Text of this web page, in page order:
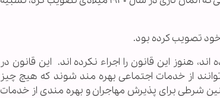
خود تصویب کرده بود.
هنوز این قانون را اجراء نکرده اند. این قانون در
از خدمات اجتماعی بهره مند شوند که هیچ چیز
شرطی برای پذیرش مهاجران و بهره مندی از خدمات